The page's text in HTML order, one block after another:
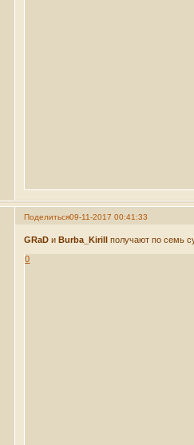
Поделиться09-11-2017 00:41:33
GRaD и Burba_Kirill
получают по семь
0